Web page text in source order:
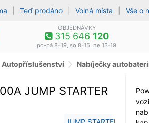
Teď prodáno Volná místa Vše o
OBJEDNÁVKY
315 646 120
po-pá 8-19, so 8-15, ne 13-19
Autopříslušenství Nabíječky
JUMP STARTER